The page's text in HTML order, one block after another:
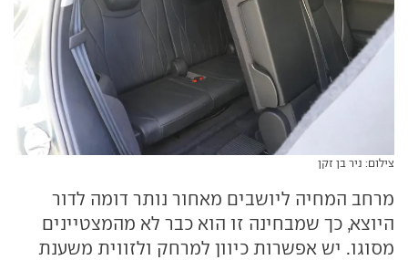
צילום: ניר בן זקן
מרחב המחיה ליושבים מאחור נותר דומה לדור
היוצא, כך שמבחינה זו הוא כבר לא מהמצטיינים
מסוגו. יש אפשרות כיוון למרחק ולזווית משענת